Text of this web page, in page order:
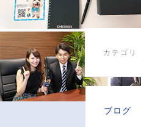
カテゴリ
ブログ